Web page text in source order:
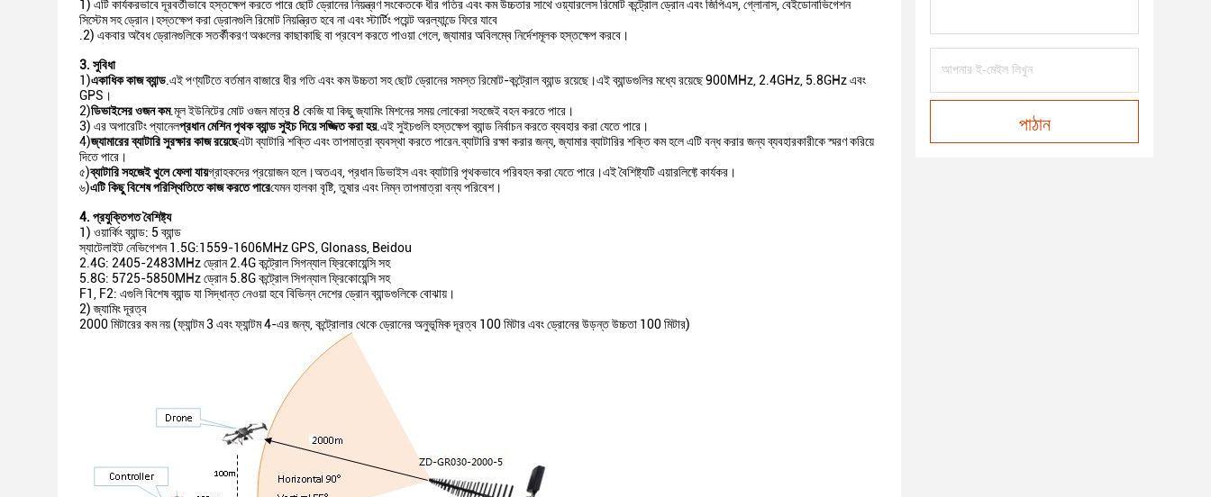
1) এটি কার্যকরভাবে দূরবর্তীভাবে হস্তক্ষেপ করতে পারে ছোট ড্রোনের নিয়ন্ত্রণ সংকেতকে ধীর গতির এবং কম উচ্চতার সাথে ওয়্যারলেস রিমোট কন্ট্রোল ড্রোন এবং জিপিএস, গ্লোনাস, বেইডোনাভিগেশন
সিস্টেম সহ ড্রোন।হস্তক্ষেপ করা ড্রোনগুলি রিমোট নিয়ন্ত্রিত হবে না এবং স্টার্টিং পয়েন্ট অরল্যান্ডে ফিরে যাবে
.2) একবার অবৈধ ড্রোনগুলিকে সতর্কীকরণ অঞ্চলের কাছাকাছি বা প্রবেশ করতে পাওয়া গেলে, জ্যামার অবিলম্বে নির্দেশমূলক হস্তক্ষেপ করবে।
3. সুবিধা
1)একাধিক কাজ ব্যান্ড.এই পণ্যটিতে বর্তমান বাজারে ধীর গতি এবং কম উচ্চতা সহ ছোট ড্রোনের সমস্ত রিমোট-কন্ট্রোল ব্যান্ড রয়েছে।এই ব্যান্ডগুলির মধ্যে রয়েছে 900MHz, 2.4GHz, 5.8GHz এবং
GPS।
2)ডিভাইসের ওজন কম.মূল ইউনিটের মোট ওজন মাত্র 8 কেজি যা কিছু জ্যামিং মিশনের সময় লোকেরা সহজেই বহন করতে পারে।
3) এর অপারেটিং প্যানেলপ্রধান মেশিন পৃথক ব্যান্ড সুইচ দিয়ে সজ্জিত করা হয়.এই সুইচগুলি হস্তক্ষেপ ব্যান্ড নির্বাচন করতে ব্যবহার করা যেতে পারে।
4)জ্যামারের ব্যাটারি সুরক্ষার কাজ রয়েছেএটা ব্যাটারি শক্তি এবং তাপমাত্রা ব্যবস্থা করতে পারেন.ব্যাটারি রক্ষা করার জন্য, জ্যামার ব্যাটারির শক্তি কম হলে এটি বন্ধ করার জন্য ব্যবহারকারীকে স্মরণ করিয়ে
দিতে পারে।
৫)ব্যাটারি সহজেই খুলে ফেলা যায়গ্রাহকদের প্রয়োজন হলে।অতএব, প্রধান ডিভাইস এবং ব্যাটারি পৃথকভাবে পরিবহন করা যেতে পারে।এই বৈশিষ্ট্যটি এয়ারলিফ্টে কার্যকর।
৬)এটি কিছু বিশেষ পরিস্থিতিতে কাজ করতে পারেযেমন হালকা বৃষ্টি, তুষার এবং নিম্ন তাপমাত্রা বন্য পরিবেশ।
4. প্রযুক্তিগত বৈশিষ্ট্য
1) ওয়ার্কিং ব্যান্ড: 5 ব্যান্ড
স্যাটেলাইট নেভিগেশন 1.5G:1559-1606MHz GPS, Glonass, Beidou
2.4G: 2405-2483MHz ড্রোন 2.4G কন্ট্রোল সিগন্যাল ফ্রিকোয়েন্সি সহ
5.8G: 5725-5850MHz ড্রোন 5.8G কন্ট্রোল সিগন্যাল ফ্রিকোয়েন্সি সহ
F1, F2: এগুলি বিশেষ ব্যান্ড যা সিদ্ধান্ত নেওয়া হবে বিভিন্ন দেশের ড্রোন ব্যান্ডগুলিকে বোঝায়।
2) জ্যামিং দূরত্ব
2000 মিটারের কম নয় (ফ্যান্টম 3 এবং ফ্যান্টম 4-এর জন্য, কন্ট্রোলার থেকে ড্রোনের অনুভূমিক দূরত্ব 100 মিটার এবং ড্রোনের উড়ন্ত উচ্চতা 100 মিটার)
পাঠান